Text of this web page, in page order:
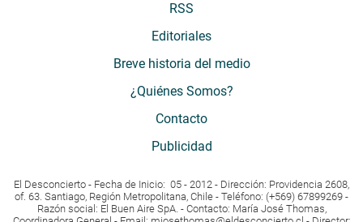
RSS
Editoriales
Breve historia del medio
¿Quiénes Somos?
Contacto
Publicidad
El Desconcierto - Fecha de Inicio: 05 - 2012 - Dirección: Providencia 2608,
of. 63. Santiago, Región Metropolitana, Chile - Teléfono: (+569) 67899269 -
Razón social: El Buen Aire SpA. - Contacto: María José Thomas,